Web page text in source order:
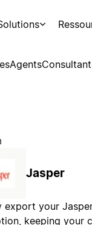
Agents
Jasper
export your
keeping your